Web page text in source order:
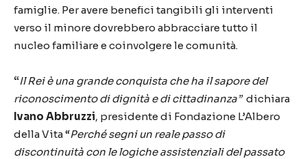
famiglie. Per avere benefici tangibili gli interventi
verso il minore dovrebbero abbracciare tutto il
nucleo familiare e coinvolgere le comunità.
“Il Rei è una grande conquista che ha il sapore del
riconoscimento di dignità e di cittadinanza” dichiara
Ivano Abbruzzi, presidente di Fondazione L’Albero
della Vita “Perché segni un reale passo di
discontinuità con le logiche assistenziali del passato